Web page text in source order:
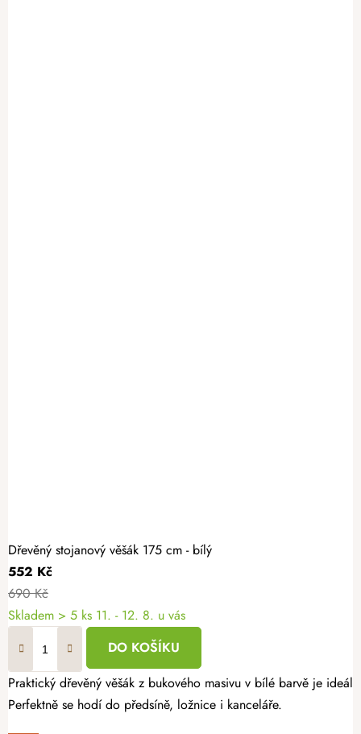
Dřevěný stojanový věšák 175 cm - bílý
552 Kč
690 Kč
Skladem > 5 ks 11. - 12. 8. u vás
DO KOŠÍKU
Praktický dřevěný věšák z bukového masivu v bílé barvě je
Perfektně se hodí do předsíně, ložnice i kanceláře.